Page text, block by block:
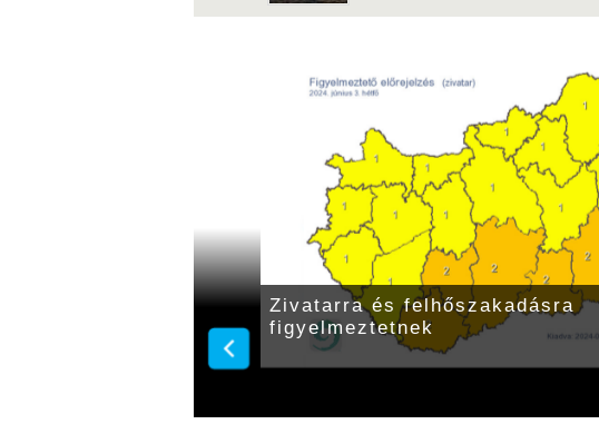
pedig az eső is
Zivatarra és felhőszakadásra
figyelmeztetnek